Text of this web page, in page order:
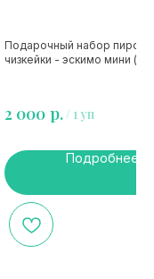
Подарочный набор
чизкейки - эскимо мини
2 000 р. / 1 уп
Подробнее